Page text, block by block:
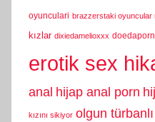
oyunculari brazzerstaki oyuncular
kızlar dixiedamelioxxx
erotik sex
anal hijap anal porn
kızını sikiyor olgun türbanlı